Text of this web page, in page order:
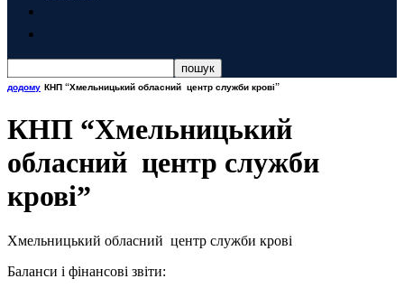
додому КНП “Хмельницький обласний центр служби крові”
КНП “Хмельницький
обласний центр служби
крові”
Хмельницький обласний центр служби крові
Баланси і фінансові звіти: